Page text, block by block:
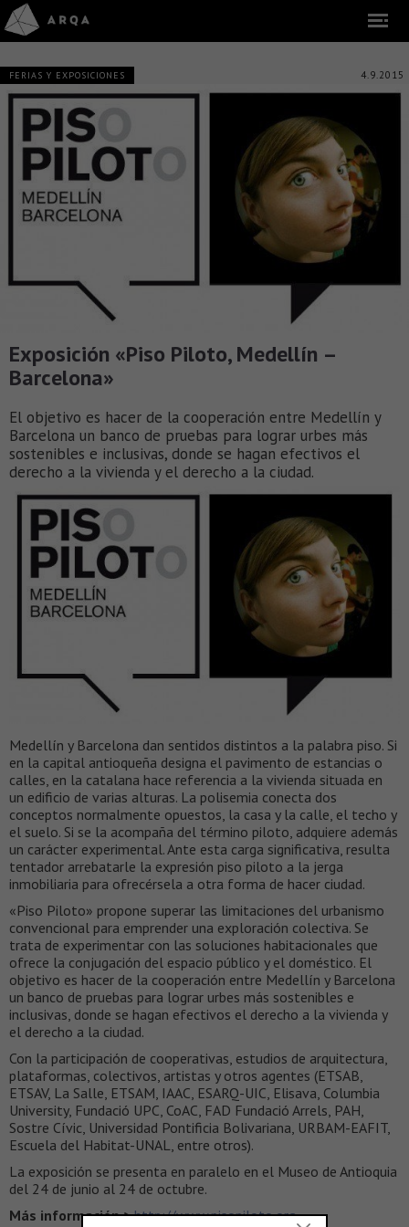
FERIAS Y EXPOSICIONES 4.9.2015
Exposición «Piso Piloto, Medellín –
Barcelona»
El objetivo es hacer de la cooperación entre Medellín y
Barcelona un banco de pruebas para lograr urbes más
sostenibles e inclusivas, donde se hagan efectivos el
derecho a la vivienda y el derecho a la ciudad.
Medellín y Barcelona dan sentidos distintos a la palabra piso. Si
en la capital antioqueña designa el pavimento de estancias o
calles, en la catalana hace referencia a la vivienda situada en
un edificio de varias alturas. La polisemia conecta dos
conceptos normalmente opuestos, la casa y la calle, el techo y
el suelo. Si se la acompaña del término piloto, adquiere además
un carácter experimental. Ante esta carga significativa, resulta
tentador arrebatarle la expresión piso piloto a la jerga
inmobiliaria para ofrecérsela a otra forma de hacer ciudad.
«Piso Piloto» propone superar las limitaciones del urbanismo
convencional para emprender una exploración colectiva. Se
trata de experimentar con las soluciones habitacionales que
ofrece la conjugación del espacio público y el doméstico. El
objetivo es hacer de la cooperación entre Medellín y Barcelona
un banco de pruebas para lograr urbes más sostenibles e
inclusivas, donde se hagan efectivos el derecho a la vivienda y
el derecho a la ciudad.
Con la participación de cooperativas, estudios de arquitectura,
plataformas, colectivos, artistas y otros agentes (ETSAB,
ETSAV, La Salle, ETSAM, IAAC, ESARQ-UIC, Elisava, Columbia
University, Fundació UPC, CoAC, FAD Fundació Arrels, PAH,
Sostre Cívic, Universidad Pontificia Bolivariana, URBAM-EAFIT,
Escuela del Habitat-UNAL, entre otros).
La exposición se presenta en paralelo en el Museo de Antioquia
del 24 de junio al 24 de octubre.
Más información >http://www.pisopiloto.org–